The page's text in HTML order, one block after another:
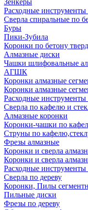
Зенкеры
Расходные инструменты
Сверла спиральные по
Буры
Пики-Зубила
Коронки по бетону
Алмазные диски
Чашки шлифовальные
АГШК
Коронки алмазные
Коронки алмазные
Расходные
Сверла по кафелю и
Алмазные коронки
Коронки-чашки по
Струны по
Фрезы алмазные
Коронки и сверла
Коронки и сверла
Расходные инструменты
Сверла по дереву
Коронки, Пилы
Пильные диски
Фрезы по дереву